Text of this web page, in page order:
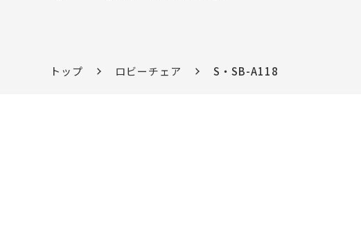
トップ ロビーチェア S・SB-A118